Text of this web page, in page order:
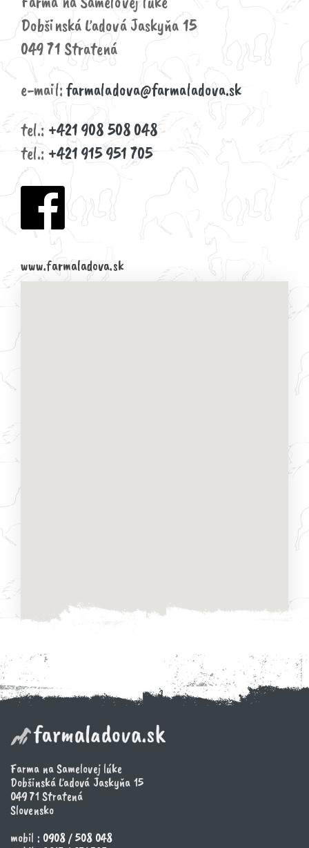
Dobšinská Ľadová Jaskyňa 15
049 71 Stratená
e-mail:farmaladova@farmaladova.sk
tel.:+421 908 508 048
tel.: +421 915 951 705
www.farmaladova.sk
Farma na Samelovej lúke
Dobšinská Ľadová Jaskyňa 15
049 71 Stratená
Slovensko
mobil : 0908 / 508 048